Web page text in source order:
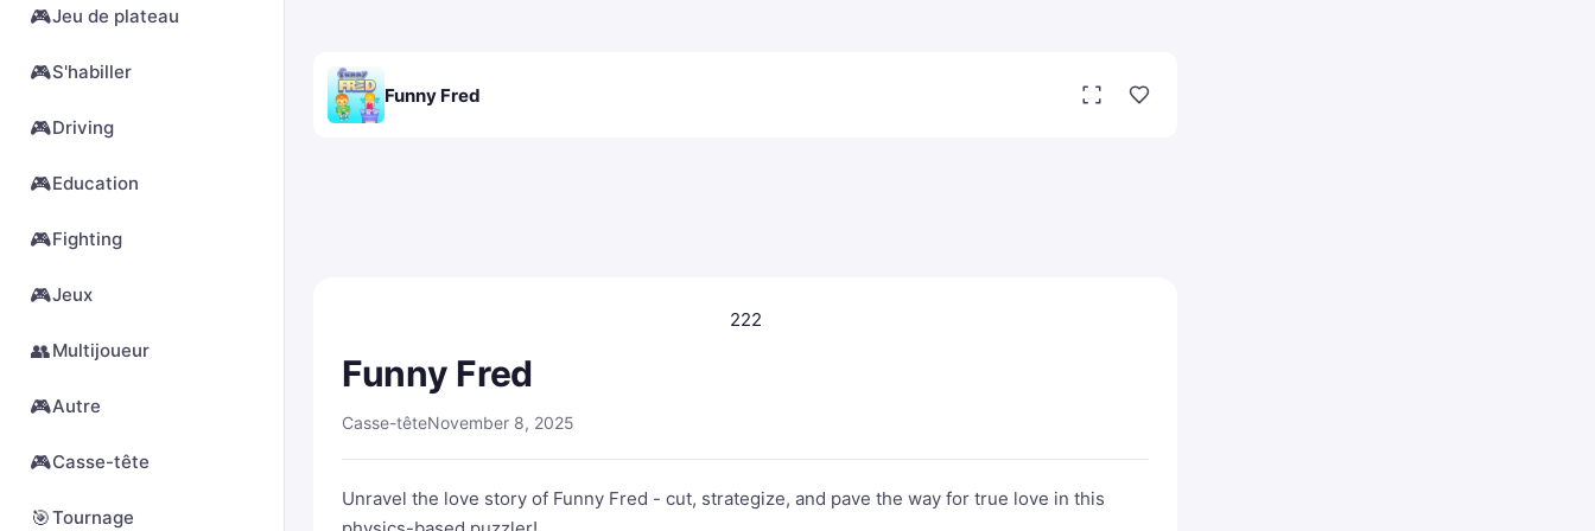
🎮Jeu de plateau
🎮S'habiller
🎮Driving
🎮Education
🎮Fighting
🎮Jeux
👥Multijoueur
🎮Autre
🎮Casse-tête
🎯Tournage
Funny Fred
222
Funny Fred
Casse-têteNovember 8, 2025
Unravel the love story of Funny Fred - cut, strategize, and pave the way for true love in this